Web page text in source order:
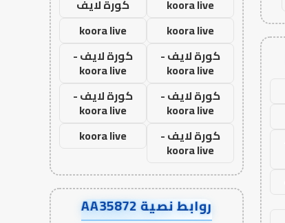
koora live
كورة لايف
koora live
koora live
كورة لايف -
koora live
كورة لايف -
koora live
كورة لايف -
koora live
كورة لايف -
koora live
كورة لايف -
koora live
koora live
روابط نصية AA35872